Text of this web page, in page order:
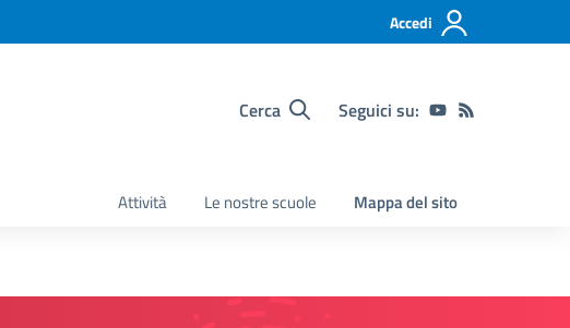
Accedi
Cerca Seguici su:
Attività Le nostre scuole Mappa del sito